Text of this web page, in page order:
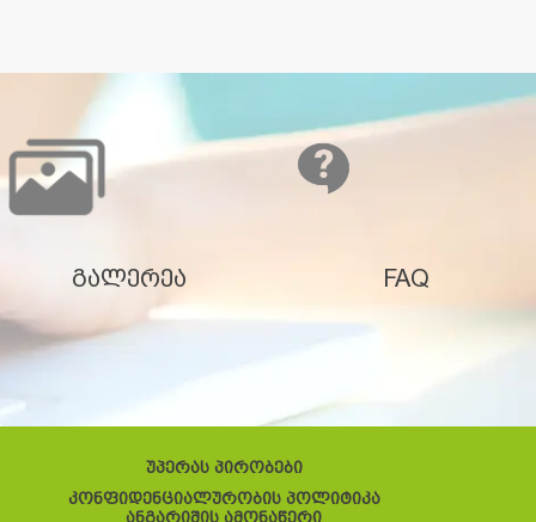
გალერეა FAQ
უპერას პირობები
კონფიდენციალურობის პოლიტიკა
ანგარიშის ამონაწერი